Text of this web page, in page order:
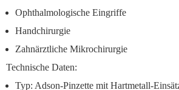
Ophthalmologische Eingriffe
Handchirurgie
Zahnärztliche Mikrochirurgie
Technische Daten:
Typ: Adson-Pinzette mit Hartmetall-